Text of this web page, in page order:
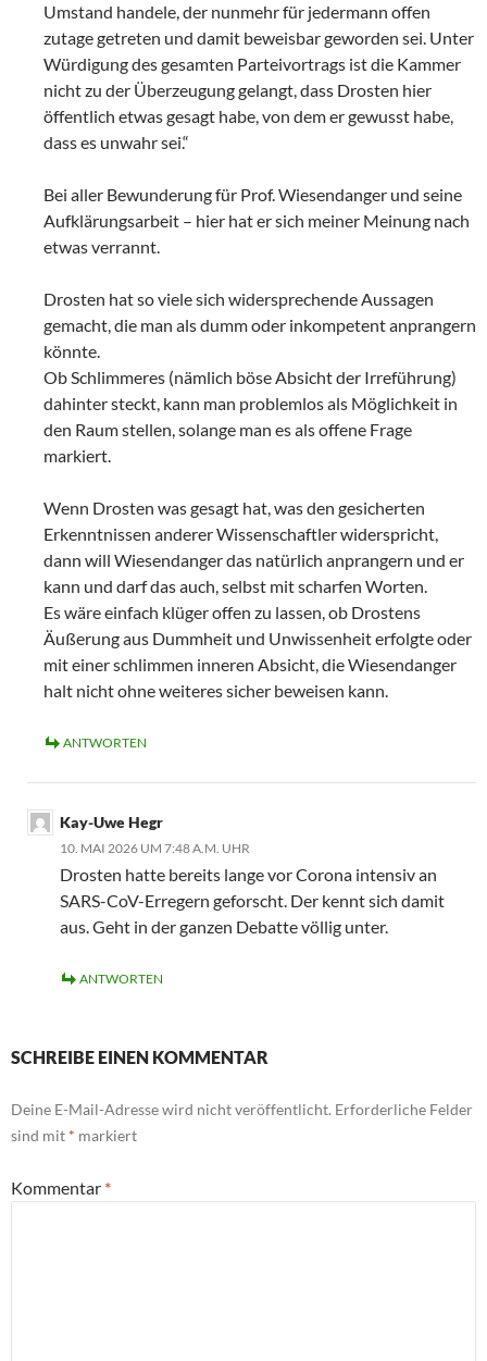
Umstand handele, der nunmehr für jedermann offen
zutage getreten und damit beweisbar geworden sei. Unter
Würdigung des gesamten Parteivortrags ist die Kammer
nicht zu der Überzeugung gelangt, dass Drosten hier
öffentlich etwas gesagt habe, von dem er gewusst habe,
dass es unwahr sei.“
Bei aller Bewunderung für Prof. Wiesendanger und seine
Aufklärungsarbeit – hier hat er sich meiner Meinung nach
etwas verrannt.
Drosten hat so viele sich widersprechende Aussagen
gemacht, die man als dumm oder inkompetent anprangern
könnte.
Ob Schlimmeres (nämlich böse Absicht der Irreführung)
dahinter steckt, kann man problemlos als Möglichkeit in
den Raum stellen, solange man es als offene Frage
markiert.
Wenn Drosten was gesagt hat, was den gesicherten
Erkenntnissen anderer Wissenschaftler widerspricht,
dann will Wiesendanger das natürlich anprangern und er
kann und darf das auch, selbst mit scharfen Worten.
Es wäre einfach klüger offen zu lassen, ob Drostens
Äußerung aus Dummheit und Unwissenheit erfolgte oder
mit einer schlimmen inneren Absicht, die Wiesendanger
halt nicht ohne weiteres sicher beweisen kann.
ANTWORTEN
Kay-Uwe Hegr
10. MAI 2026 UM 7:48 A.M. UHR
Drosten hatte bereits lange vor Corona intensiv an
SARS-CoV-Erregern geforscht. Der kennt sich damit
aus. Geht in der ganzen Debatte völlig unter.
ANTWORTEN
SCHREIBE EINEN KOMMENTAR
Deine E-Mail-Adresse wird nicht veröffentlicht. Erforderliche Felder
sind mit * markiert
Kommentar *